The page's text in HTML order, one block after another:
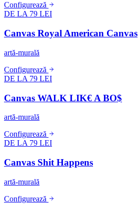
Configurează
DE LA 79 LEI
Canvas Royal American Canvas
artă-murală
Configurează
DE LA 79 LEI
Canvas WALK LIK€ A BO$
artă-murală
Configurează
DE LA 79 LEI
Canvas Shit Happens
artă-murală
Configurează